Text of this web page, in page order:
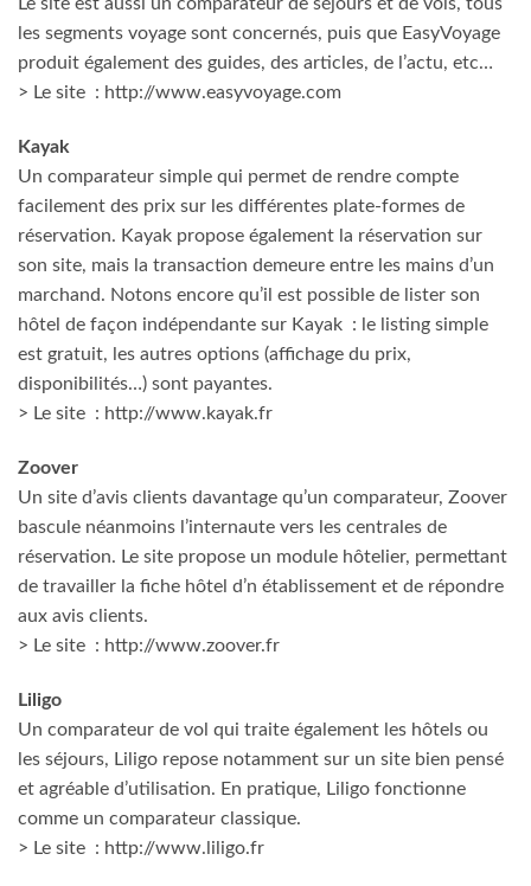
Le site est aussi un comparateur de séjours et de vols, tous
les segments voyage sont concernés, puis que EasyVoyage
produit également des guides, des articles, de l’actu, etc…
> Le site : http://www.easyvoyage.com
Kayak
Un comparateur simple qui permet de rendre compte
facilement des prix sur les différentes plate-formes de
réservation. Kayak propose également la réservation sur
son site, mais la transaction demeure entre les mains d’un
marchand. Notons encore qu’il est possible de lister son
hôtel de façon indépendante sur Kayak : le listing simple
est gratuit, les autres options (affichage du prix,
disponibilités…) sont payantes.
> Le site : http://www.kayak.fr
Zoover
Un site d’avis clients davantage qu’un comparateur, Zoover
bascule néanmoins l’internaute vers les centrales de
réservation. Le site propose un module hôtelier, permettant
de travailler la fiche hôtel d’n établissement et de répondre
aux avis clients.
> Le site : http://www.zoover.fr
Liligo
Un comparateur de vol qui traite également les hôtels ou
les séjours, Liligo repose notamment sur un site bien pensé
et agréable d’utilisation. En pratique, Liligo fonctionne
comme un comparateur classique.
> Le site : http://www.liligo.fr